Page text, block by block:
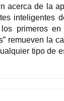
acerca de la
inteligentes
primeros
remueven la
tipo de